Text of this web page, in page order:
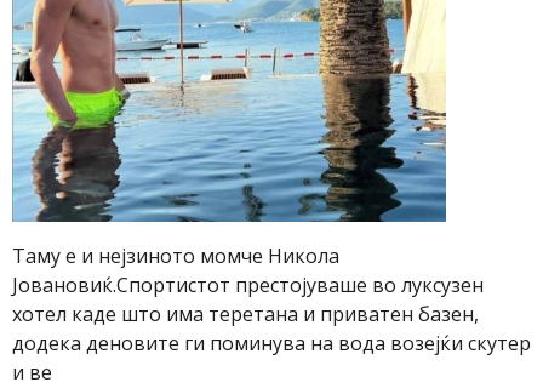
Таму е и нејзиното момче Никола
Јовановиќ.Спортистот престојуваше во луксузен
хотел каде што има теретана и приватен базен,
додека деновите ги поминува на вода возејќи скутер
и ве